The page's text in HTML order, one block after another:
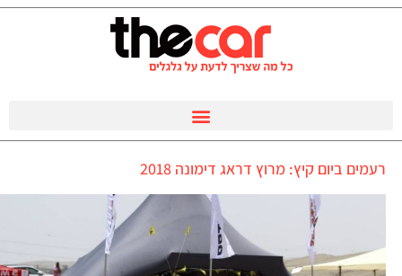
רעמים ביום קיץ: מרוץ דראג דימונה 2018